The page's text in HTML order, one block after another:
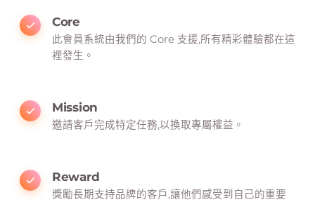
Core
此會員系統由我們的 Core 支援,所有精彩體驗都在這
裡發生。
Mission
邀請客戶完成特定任務,以換取專屬權益。
Reward
獎勵長期支持品牌的客戶,讓他們感受到自己的重要